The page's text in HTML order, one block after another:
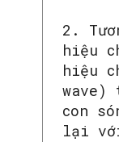
2.
hiệu
hiệu
wave)
con
lại